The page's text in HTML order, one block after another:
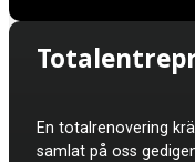
En totalrenovering
samlat på oss